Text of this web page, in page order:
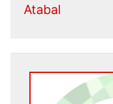
Atabal